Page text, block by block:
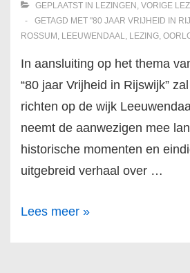
GEPLAATST IN LEZINGEN , VORIGE
GETAGD MET "80 JAAR VRIJHEID IN
ROSSUM , LEEUWENDAAL, LEZING,
In aansluiting op het thema
“80 jaar Vrijheid in Rijswijk”
richten op de wijk
neemt de aanwezigen mee
historische momenten en
uitgebreid verhaal over …
Oorlog
Lees meer »